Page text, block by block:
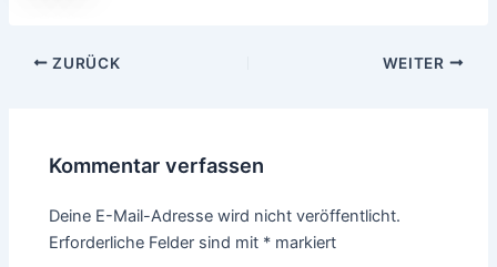
Beitragsnavigation
ZURÜCK WEITER
Kommentar verfassen
Deine E-Mail-Adresse wird nicht veröffentlicht.
Erforderliche Felder sind mit * markiert